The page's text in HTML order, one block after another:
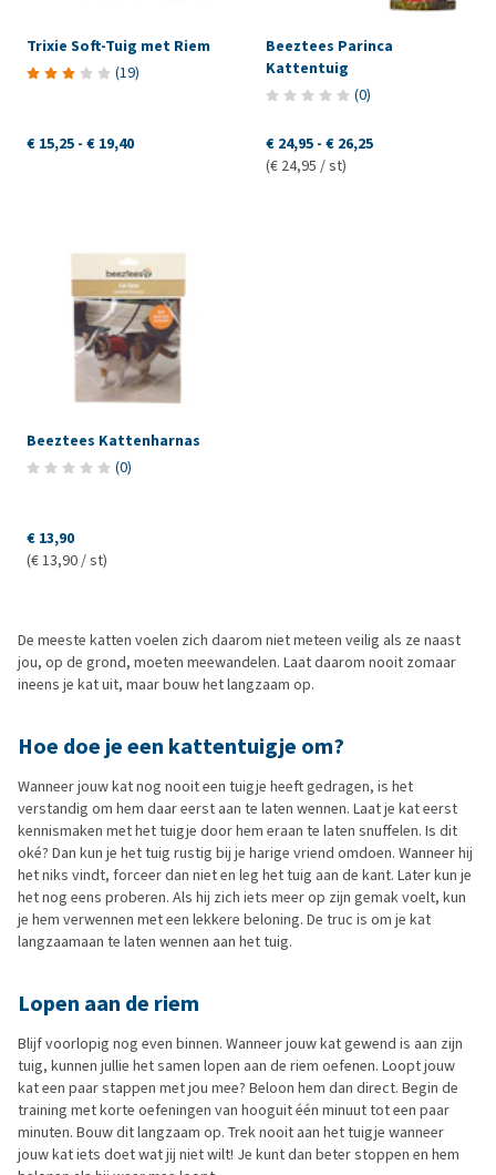
Trixie Soft-Tuig met Riem
(19)
€ 15,25 - € 19,40
Beeztees Parinca
Kattentuig
(0)
€ 24,95 - € 26,25
(€ 24,95 / st)
Beeztees Kattenharnas
(0)
€ 13,90
(€ 13,90 / st)
De meeste katten voelen zich daarom niet meteen veilig als ze naast
jou, op de grond, moeten meewandelen. Laat daarom nooit zomaar
ineens je kat uit, maar bouw het langzaam op.
Hoe doe je een kattentuigje om?
Wanneer jouw kat nog nooit een tuigje heeft gedragen, is het
verstandig om hem daar eerst aan te laten wennen. Laat je kat eerst
kennismaken met het tuigje door hem eraan te laten snuffelen. Is dit
oké? Dan kun je het tuig rustig bij je harige vriend omdoen. Wanneer hij
het niks vindt, forceer dan niet en leg het tuig aan de kant. Later kun je
het nog eens proberen. Als hij zich iets meer op zijn gemak voelt, kun
je hem verwennen met een lekkere beloning. De truc is om je kat
langzaamaan te laten wennen aan het tuig.
Lopen aan de riem
Blijf voorlopig nog even binnen. Wanneer jouw kat gewend is aan zijn
tuig, kunnen jullie het samen lopen aan de riem oefenen. Loopt jouw
kat een paar stappen met jou mee? Beloon hem dan direct. Begin de
training met korte oefeningen van hooguit één minuut tot een paar
minuten. Bouw dit langzaam op. Trek nooit aan het tuigje wanneer
jouw kat iets doet wat jij niet wilt! Je kunt dan beter stoppen en hem